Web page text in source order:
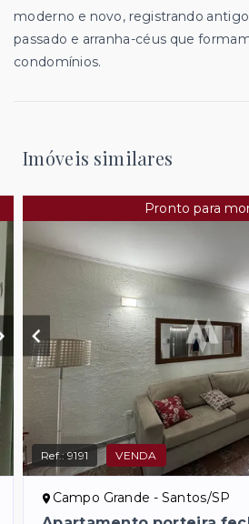
moderno e novo, registrando
passado e arranha-céus que
condomínios.
Imóveis similares
Pronto para
Ref.:9191 VENDA
Campo Grande - Santos/SP